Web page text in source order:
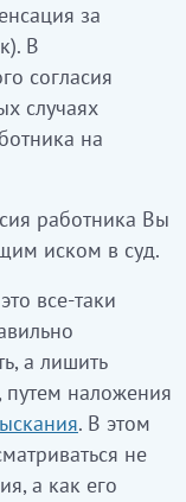
за
В
согласия
случаях
на
работника Вы
иском в суд.
все-таки
а лишить
наложения
. В этом
не
а как его